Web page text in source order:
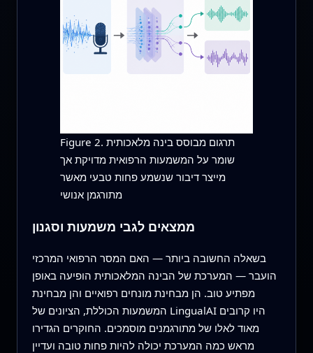
Figure 2. תרגום מבוסס בינה מלאכותית
שומר על המשמעות הרפואית מדויקת אך
מייצר דיבור שנשמע פחות טבעי מאשר
מתורגמן אנושי
ממצאים לגבי משמעות וסגנון
בשאלה החשובה ביותר — האם המסר הרפואי המרכזי
הועבר — המערכת של הבינה המלאכותית הופיעה באופן
מפתיע טוב. הן מבחינת מונחים רפואיים והן מבחינת
המשמעות הכוללת, הציונים של LingualAI היו קרובים
מאוד לאלו של מתורגמנים מוסמכים. החוקרים הגדירו
מראש כמה המערכת יכולה להיות פחות טובה ועדיין